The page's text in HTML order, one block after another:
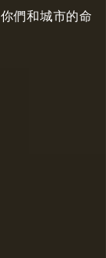
們和城市的命